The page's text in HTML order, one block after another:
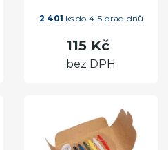
2 401 ks do 4-5 prac. dnů
115 Kč
bez DPH